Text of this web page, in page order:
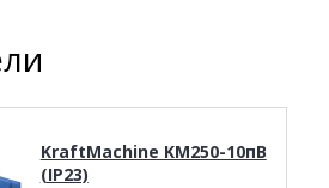
KraftMachine KM250-10пВ
(IP23)